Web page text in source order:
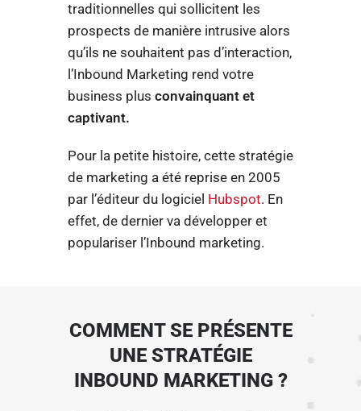
traditionnelles qui sollicitent les
prospects de manière intrusive alors
qu’ils ne souhaitent pas d’interaction,
l’Inbound Marketing rend votre
business plus convainquant et
captivant.
Pour la petite histoire, cette stratégie
de marketing a été reprise en 2005
par l’éditeur du logiciel Hubspot. En
effet, de dernier va développer et
populariser l’Inbound marketing.
COMMENT SE PRÉSENTE
UNE STRATÉGIE
INBOUND MARKETING ?